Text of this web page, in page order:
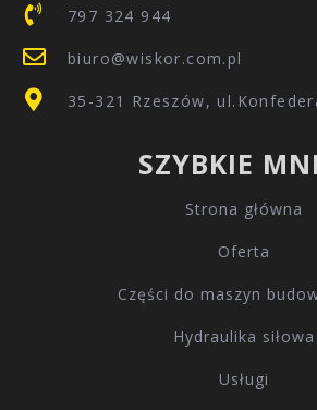
797 324 944
biuro@wiskor.com.pl
35-321 Rzeszów,
SZYBKIE
Strona główna
Oferta
Części do maszyn
Hydraulika siłowa
Usługi